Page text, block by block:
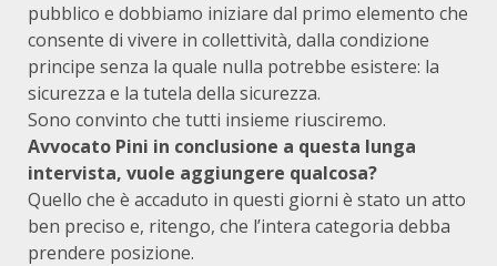
pubblico e dobbiamo iniziare dal primo elemento che
consente di vivere in collettività, dalla condizione
principe senza la quale nulla potrebbe esistere: la
sicurezza e la tutela della sicurezza.
Sono convinto che tutti insieme riusciremo.
Avvocato Pini in conclusione a questa lunga
intervista, vuole aggiungere qualcosa?
Quello che è accaduto in questi giorni è stato un atto
ben preciso e, ritengo, che l’intera categoria debba
prendere posizione.